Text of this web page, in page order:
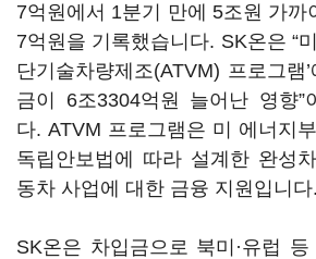
7억원에서 1분기 만에 5조원 가까
7억원을 기록했습니다. SK온은 “
단기술차량제조(ATVM) 프로그램
금이 6조3304억원 늘어난 영향”
다. ATVM 프로그램은 미 에너지
독립안보법에 따라 설계한 완성
동차 사업에 대한 금융 지원입니다.
SK온은 차입금으로 북미 ·유럽 등